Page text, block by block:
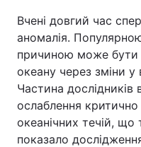
Вчені довгий час
аномалія.
причиною може бути
океану через зміни у
Частина
ослаблення
океанічних течій,
показало